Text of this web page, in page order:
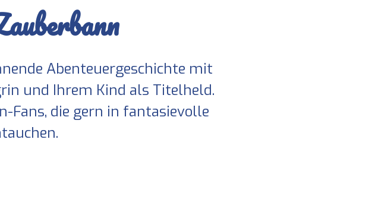
Abenteuergeschichte mit
und Ihrem Kind als Titelheld.
Fans, die gern in fantasievolle